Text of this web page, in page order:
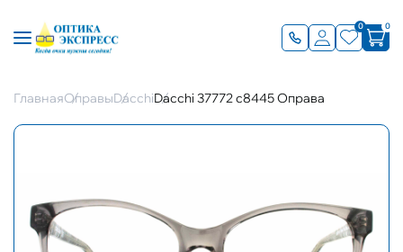
0 0
ГлавнаяОправыDacchiDacchi 37772 с8445 Оправа